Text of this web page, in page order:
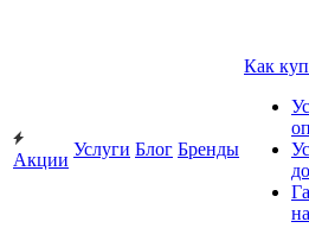
Акции
Услуги Блог Бренды
Как